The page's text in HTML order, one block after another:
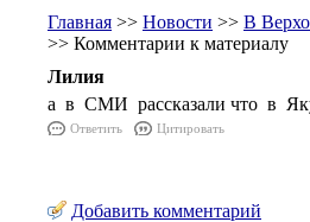
Главная >> Новости >> В
>> Комментарии к материалу
Лилия
а в СМИ рассказали что в
Ответить Цитировать
Добавить комментарий